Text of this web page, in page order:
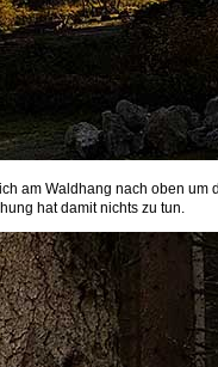
am Waldhang nach oben um
hat damit nichts zu tun.